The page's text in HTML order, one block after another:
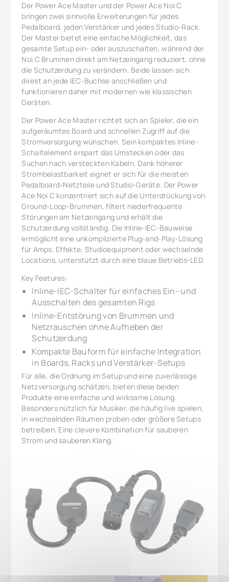
Der Power Ace Master und der Power Ace Noi C
bringen zwei sinnvolle Erweiterungen für jedes
Pedalboard, jeden Verstärker und jedes Studio-Rack.
Der Master bietet eine einfache Möglichkeit, das
gesamte Setup ein- oder auszuschalten, während der
Noi C Brummen direkt am Netzeingang reduziert, ohne
die Schutzerdung zu verändern. Beide lassen sich
direkt an jede IEC-Buchse anschließen und
funktionieren daher mit modernen wie klassischen
Geräten.
Der Power Ace Master richtet sich an Spieler, die ein
aufgeräumtes Board und schnellen Zugriff auf die
Stromversorgung wünschen. Sein kompaktes Inline-
Schaltelement erspart das Umstecken oder das
Suchen nach versteckten Kabeln. Dank höherer
Strombelastbarkeit eignet er sich für die meisten
Pedalboard-Netzteile und Studio-Geräte. Der Power
Ace Noi C konzentriert sich auf die Unterdrückung von
Ground-Loop-Brummen, filtert niederfrequente
Störungen am Netzeingang und erhält die
Schutzerdung vollständig. Die Inline-IEC-Bauweise
ermöglicht eine unkomplizierte Plug-and-Play-Lösung
für Amps, Effekte, Studioequipment oder wechselnde
Locations, unterstützt durch eine blaue Betriebs-LED.
Key Features:
Inline-IEC-Schalter für einfaches Ein- und
Ausschalten des gesamten Rigs
Inline-Entstörung von Brummen und
Netzrauschen ohne Aufheben der
Schutzerdung
Kompakte Bauform für einfache Integration
in Boards, Racks und Verstärker-Setups
Für alle, die Ordnung im Setup und eine zuverlässige
Netzversorgung schätzen, bieten diese beiden
Produkte eine einfache und wirksame Lösung.
Besonders nützlich für Musiker, die häufig live spielen,
in wechselnden Räumen proben oder größere Setups
betreiben. Eine clevere Kombination für sauberen
Strom und sauberen Klang.